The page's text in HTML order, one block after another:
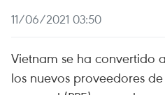
11/06/2021 03:50
Vietnam se ha convertido
los nuevos proveedores